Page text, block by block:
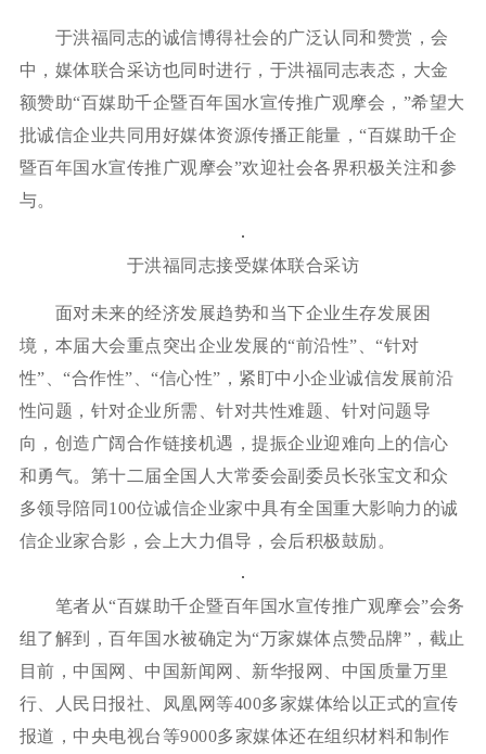
于洪福同志的诚信博得社会的广泛认同和赞赏，会
中，媒体联合采访也同时进行，于洪福同志表态，大金
额赞助“百媒助千企暨百年国水宣传推广观摩会，”希望大
批诚信企业共同用好媒体资源传播正能量，“百媒助千企
暨百年国水宣传推广观摩会”欢迎社会各界积极关注和参
与。
于洪福同志接受媒体联合采访
面对未来的经济发展趋势和当下企业生存发展困
境，本届大会重点突出企业发展的“前沿性”、“针对
性”、“合作性”、“信心性”，紧盯中小企业诚信发展前沿
性问题，针对企业所需、针对共性难题、针对问题导
向，创造广阔合作链接机遇，提振企业迎难向上的信心
和勇气。第十二届全国人大常委会副委员长张宝文和众
多领导陪同100位诚信企业家中具有全国重大影响力的诚
信企业家合影，会上大力倡导，会后积极鼓励。
笔者从“百媒助千企暨百年国水宣传推广观摩会”会务
组了解到，百年国水被确定为“万家媒体点赞品牌”，截止
目前，中国网、中国新闻网、新华报网、中国质量万里
行、人民日报社、凤凰网等400多家媒体给以正式的宣传
报道，中央电视台等9000多家媒体还在组织材料和制作